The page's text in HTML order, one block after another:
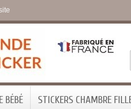
BÉBÉ STICKERS CHAMBRE